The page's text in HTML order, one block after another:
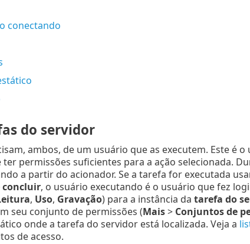
conectando
do servidor
ambos, de um usuário que as executem. Este é
permissões suficientes para a ação selecionada.
a partir do acionador. Se a tarefa for executada
concluir, o usuário executando é o usuário que fez
, Uso, Gravação) para a instância da tarefa do
seu conjunto de permissões (Mais> Conjuntos de
onde a tarefa do servidor está localizada. Veja a
de acesso.